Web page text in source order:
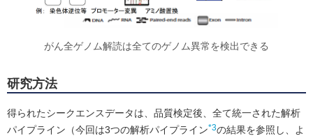
がん全ゲノム解読は全てのゲノム異常を検出できる
研究方法
得られたシークエンスデータは、品質検定後、全て統一された解析
パイプライン（今回は3つの解析パイプライン*3の結果を参照し、よ